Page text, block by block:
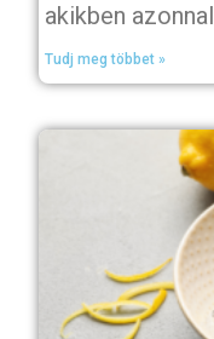
akikben
Tudj meg többet »